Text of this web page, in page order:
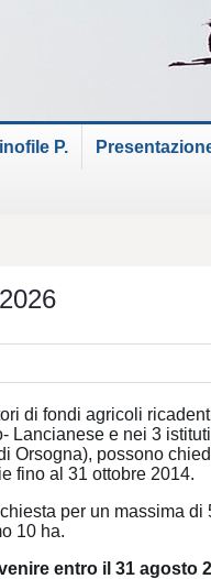
P.
di fondi agricoli
Lancianese e nei 3
Orsogna), possono
fino al 31 ottobre 2014.
per un massima di
10 ha.
entro il 31 agosto